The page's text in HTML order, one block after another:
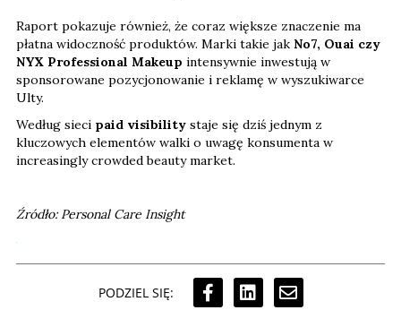
Raport pokazuje również, że coraz większe znaczenie ma
płatna widoczność produktów. Marki takie jak No7, Ouai czy
NYX Professional Makeup intensywnie inwestują w
sponsorowane pozycjonowanie i reklamę w wyszukiwarce
Ulty.
Według sieci paid visibility staje się dziś jednym z
kluczowych elementów walki o uwagę konsumenta w
increasingly crowded beauty market.
Źródło: Personal Care Insight
PODZIEL SIĘ: